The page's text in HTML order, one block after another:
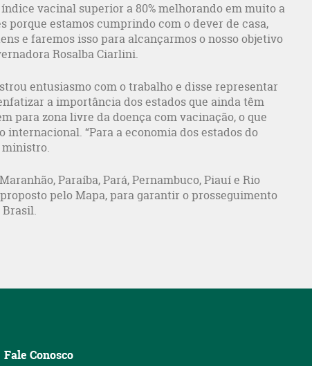
vacinal superior a 80% melhorando em muito a
porque estamos cumprindo com o dever de casa,
e faremos isso para alcançarmos o nosso objetivo
Rosalba Ciarlini.
entusiasmo com o trabalho e disse representar
a importância dos estados que ainda têm
para zona livre da doença com vacinação, o que
“Para a economia dos estados do
ministro.
Paraíba, Pará, Pernambuco, Piauí e Rio
pelo Mapa, para garantir o prosseguimento
Fale Conosco